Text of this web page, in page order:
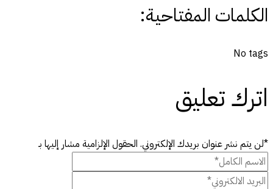
الكلمات المفتاحية:
No tags
اترك تعليق
*لن يتم نشر عنوان بريدك الإلكتروني. الحقول الإلزامية مشار إليها بـ